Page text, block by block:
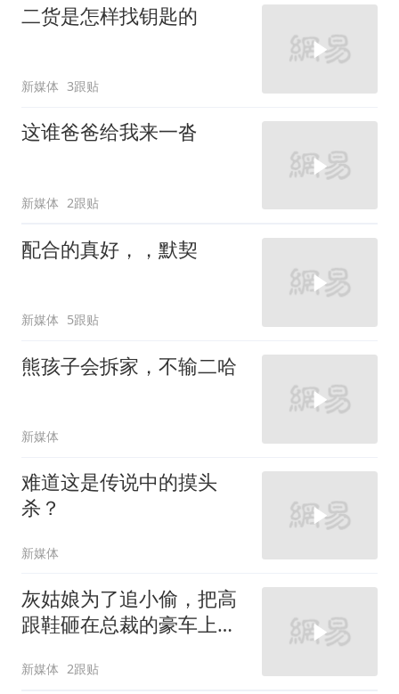
二货是怎样找钥匙的
新媒体 3跟贴
这谁爸爸给我来一沓
新媒体 2跟贴
配合的真好，，默契
新媒体 5跟贴
熊孩子会拆家，不输二哈
新媒体
难道这是传说中的摸头
杀？
新媒体
灰姑娘为了追小偷，把高
跟鞋砸在总裁的豪车上，
新媒体 2跟贴